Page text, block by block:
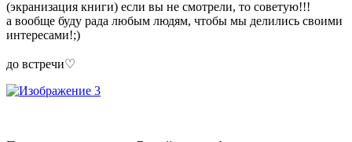
(экранизация книги) если вы не смотрели, то советую!!!
а вообще буду рада любым людям, чтобы мы делились своими
интересами!;)
до встречи♡